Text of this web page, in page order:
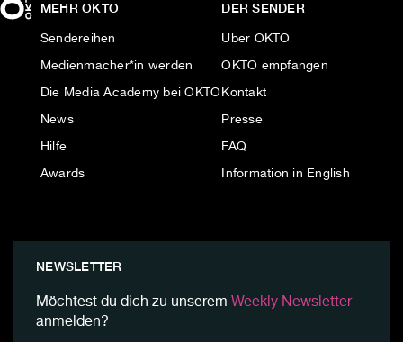
MEHR OKTO
Sendereihen
Medienmacher*in werden
Die Media Academy bei OKTO
News
Hilfe
Awards
DER SENDER
Über OKTO
OKTO empfangen
Kontakt
Presse
FAQ
Information in English
NEWSLETTER
Möchtest du dich zu unserem Weekly Newsletter
anmelden?